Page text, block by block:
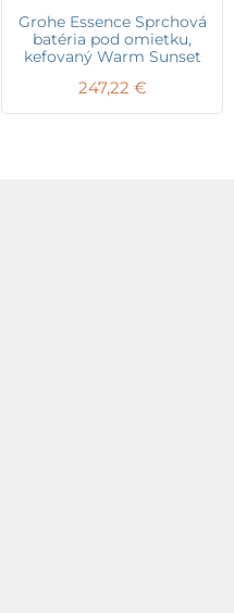
Grohe Essence Sprchová
batéria pod omietku,
kefovaný Warm Sunset
247,22 €